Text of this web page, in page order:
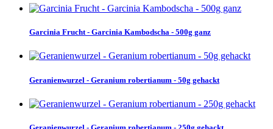
Garcinia Frucht - Garcinia Kambodscha - 500g ganz
Geranienwurzel - Geranium robertianum - 50g gehackt